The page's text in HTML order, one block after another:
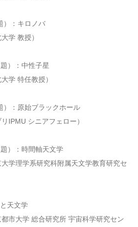
：キロノバ
学 教授）
）：中性子星
学 特任教授）
：原始ブラックホール
IPMU シニアフェロー）
）：時間軸天文学
学理学系研究科附属天文学教育研究セ
天文学
市大学 総合研究所 宇宙科学研究セン